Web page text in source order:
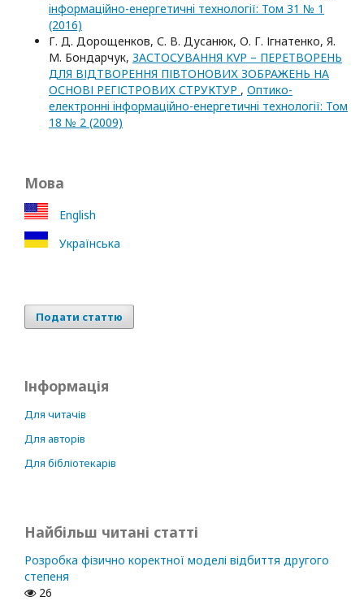
iнформацiйно-енергетичнi технологiї: Том 31 № 1
(2016)
Г. Д. Дорощенков, С. В. Дусанюк, О. Г. Ігнатенко, Я.
М. Бондарчук, ЗАСТОСУВАННЯ KVP – ПЕРЕТВОРЕНЬ
ДЛЯ ВІДТВОРЕННЯ ПІВТОНОВИХ ЗОБРАЖЕНЬ НА
ОСНОВІ РЕГІСТРОВИХ СТРУКТУР , Оптико-
електроннi iнформацiйно-енергетичнi технологiї: Том
18 № 2 (2009)
Мова
English
Українська
Подати статтю
Інформація
Для читачів
Для авторів
Для бібліотекарів
Найбільш читані статті
Розробка фізично коректної моделі відбиття другого
степеня
26